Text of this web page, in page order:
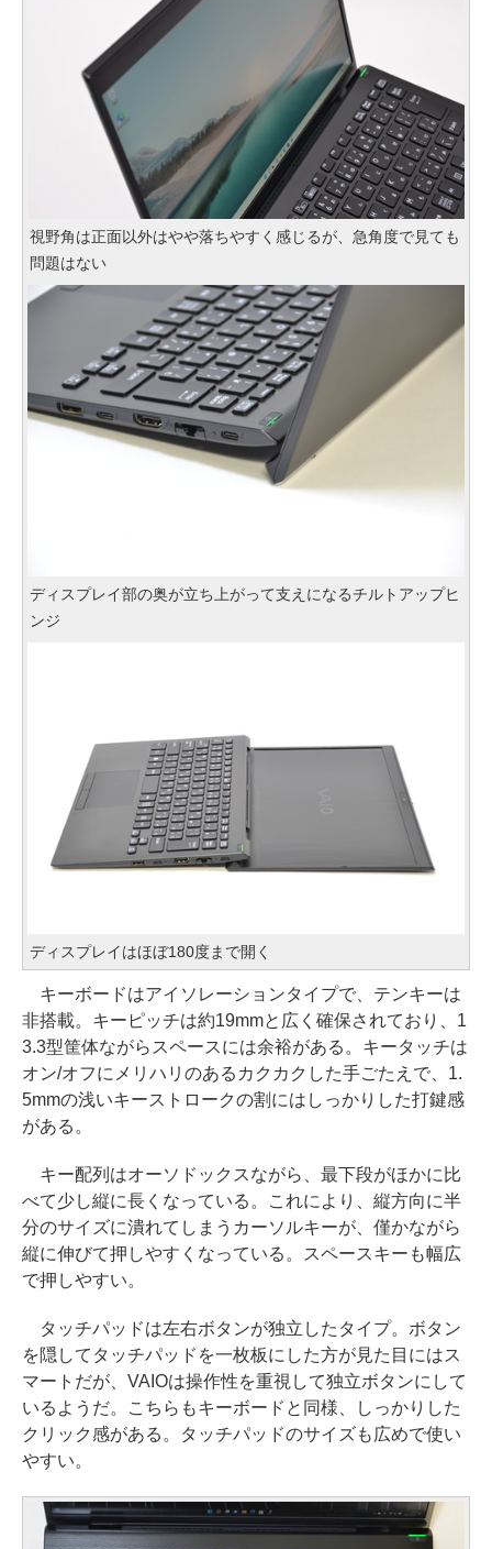
視野角は正面以外はやや落ちやすく感じるが、急角度で見ても
問題はない
ディスプレイ部の奥が立ち上がって支えになるチルトアップヒ
ンジ
ディスプレイはほぼ180度まで開く
キーボードはアイソレーションタイプで、テンキーは
非搭載。キーピッチは約19mmと広く確保されており、1
3.3型筐体ながらスペースには余裕がある。キータッチは
オン/オフにメリハリのあるカクカクした手ごたえで、1.
5mmの浅いキーストロークの割にはしっかりした打鍵感
がある。
キー配列はオーソドックスながら、最下段がほかに比
べて少し縦に長くなっている。これにより、縦方向に半
分のサイズに潰れてしまうカーソルキーが、僅かながら
縦に伸びて押しやすくなっている。スペースキーも幅広
で押しやすい。
タッチパッドは左右ボタンが独立したタイプ。ボタン
を隠してタッチパッドを一枚板にした方が見た目にはス
マートだが、VAIOは操作性を重視して独立ボタンにして
いるようだ。こちらもキーボードと同様、しっかりした
クリック感がある。タッチパッドのサイズも広めで使い
やすい。